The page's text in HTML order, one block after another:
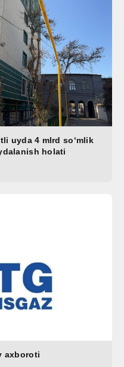
uyda 4 mlrd soʻmlik
holati
axboroti